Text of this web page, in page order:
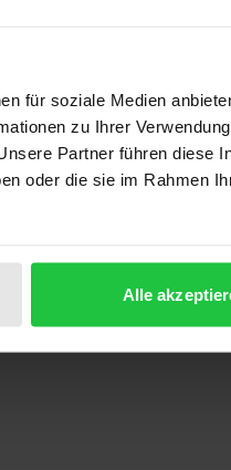
für soziale Medien
zu Ihrer
Partner führen diese
oder die sie im Rahmen
Alle